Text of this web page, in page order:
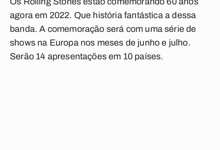
agora em 2022. Que história fantástica a dessa
banda. A comemoração será com uma série de
shows na Europa nos meses de junho e julho.
Serão 14 apresentações em 10 países.